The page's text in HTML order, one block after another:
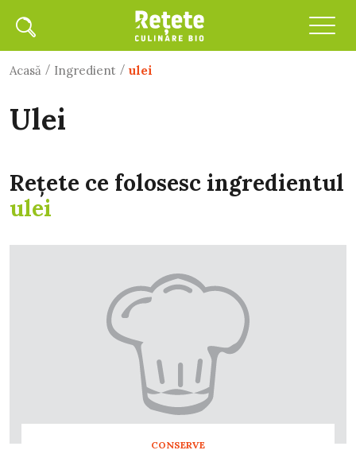
Acasă / Ingredient / ulei
ulei
Rețete ce folosesc ingredientul
ulei
CONSERVE